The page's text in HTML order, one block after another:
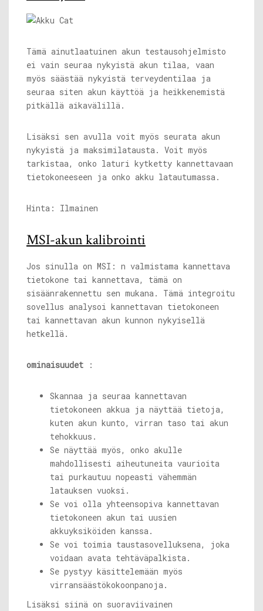
Tämä ainutlaatuinen akun testausohjelmisto
ei vain seuraa nykyistä akun tilaa, vaan
myös säästää nykyistä terveydentilaa ja
seuraa siten akun käyttöä ja heikkenemistä
pitkällä aikavälillä.
Lisäksi sen avulla voit myös seurata akun
nykyistä ja maksimilatausta. Voit myös
tarkistaa, onko laturi kytketty kannettavaan
tietokoneeseen ja onko akku latautumassa.
Hinta: Ilmainen
MSI-akun kalibrointi
Jos sinulla on MSI: n valmistama kannettava
tietokone tai kannettava, tämä on
sisäänrakennettu sen mukana. Tämä integroitu
sovellus analysoi kannettavan tietokoneen
tai kannettavan akun kunnon nykyisellä
hetkellä.
ominaisuudet :
Skannaa ja seuraa kannettavan
tietokoneen akkua ja näyttää tietoja,
kuten akun kunto, virran taso tai akun
tehokkuus.
Se näyttää myös, onko akulle
mahdollisesti aiheutuneita vaurioita
tai purkautuu nopeasti vähemmän
latauksen vuoksi.
Se voi olla yhteensopiva kannettavan
tietokoneen akun tai uusien
akkuyksiköiden kanssa.
Se voi toimia taustasovelluksena, joka
voidaan avata tehtäväpalkista.
Se pystyy käsittelemään myös
virransäästökokoonpanoja.
Lisäksi siinä on suoraviivainen